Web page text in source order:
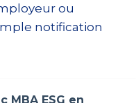
ou
notification
MBA ESG en